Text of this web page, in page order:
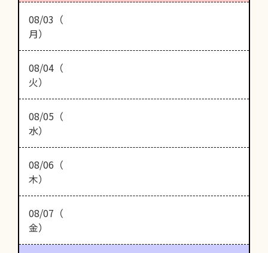
08/03（
月）
08/04（
火）
08/05（
水）
08/06（
木）
08/07（
金）